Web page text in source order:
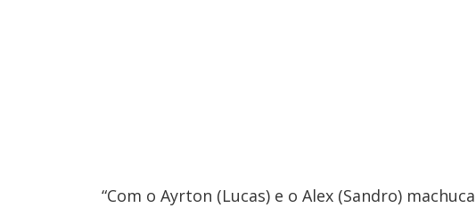
“Com o Ayrton (Lucas) e o Alex (Sandro)